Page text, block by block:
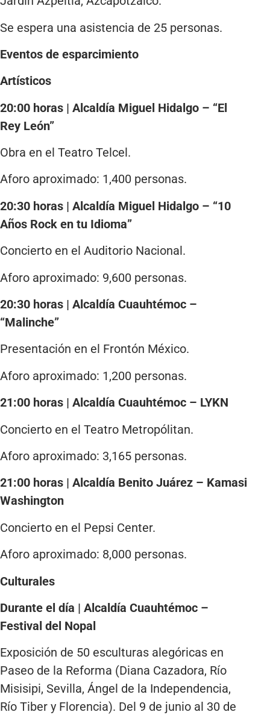
Se espera una asistencia de 25 personas.
Eventos de esparcimiento
Artísticos
20:00 horas | Alcaldía Miguel Hidalgo – “El
Rey León”
Obra en el Teatro Telcel.
Aforo aproximado: 1,400 personas.
20:30 horas | Alcaldía Miguel Hidalgo – “10
Años Rock en tu Idioma”
Concierto en el Auditorio Nacional.
Aforo aproximado: 9,600 personas.
20:30 horas | Alcaldía Cuauhtémoc –
“Malinche”
Presentación en el Frontón México.
Aforo aproximado: 1,200 personas.
21:00 horas | Alcaldía Cuauhtémoc – LYKN
Concierto en el Teatro Metropólitan.
Aforo aproximado: 3,165 personas.
21:00 horas | Alcaldía Benito Juárez – Kamasi
Washington
Concierto en el Pepsi Center.
Aforo aproximado: 8,000 personas.
Culturales
Durante el día | Alcaldía Cuauhtémoc –
Festival del Nopal
Exposición de 50 esculturas alegóricas en
Paseo de la Reforma (Diana Cazadora, Río
Misisipi, Sevilla, Ángel de la Independencia,
Río Tiber y Florencia). Del 9 de junio al 30 de